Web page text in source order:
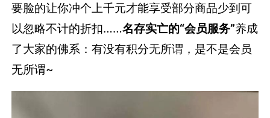
要脸的让你冲个上千元才能享受部分商品少到可
以忽略不计的折扣……名存实亡的“会员服务”养成
了大家的佛系：有没有积分无所谓，是不是会员
无所谓~